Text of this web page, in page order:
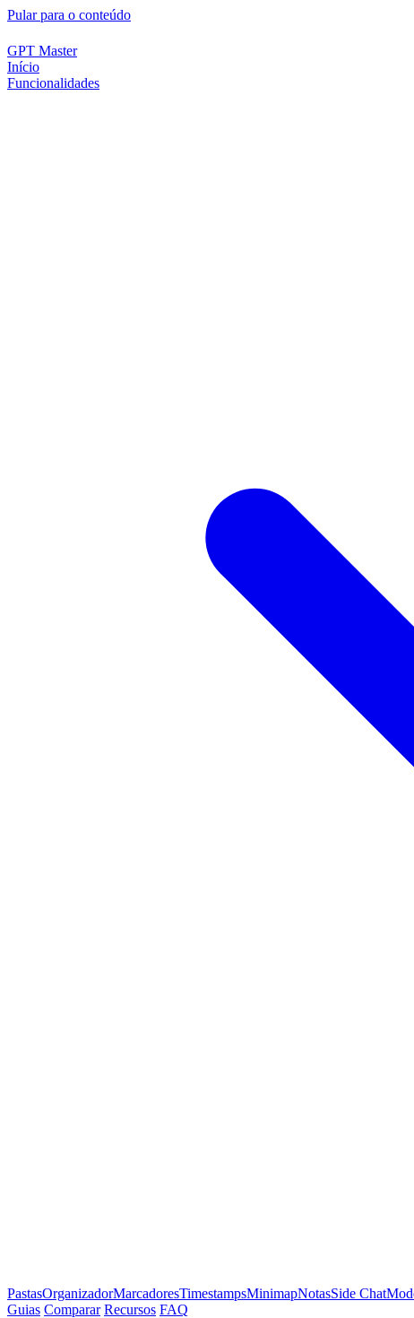
Pular para o conteúdo
GPT Master
Início
Funcionalidades
PastasOrganizadorMarcadoresTimestampsMinimapNotasSide Chat
Guias Comparar Recursos FAQ